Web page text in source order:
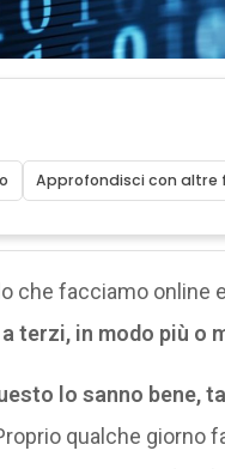
Approfondisci con altre
che facciamo online
terzi, in modo più o
lo sanno bene,
qualche giorno